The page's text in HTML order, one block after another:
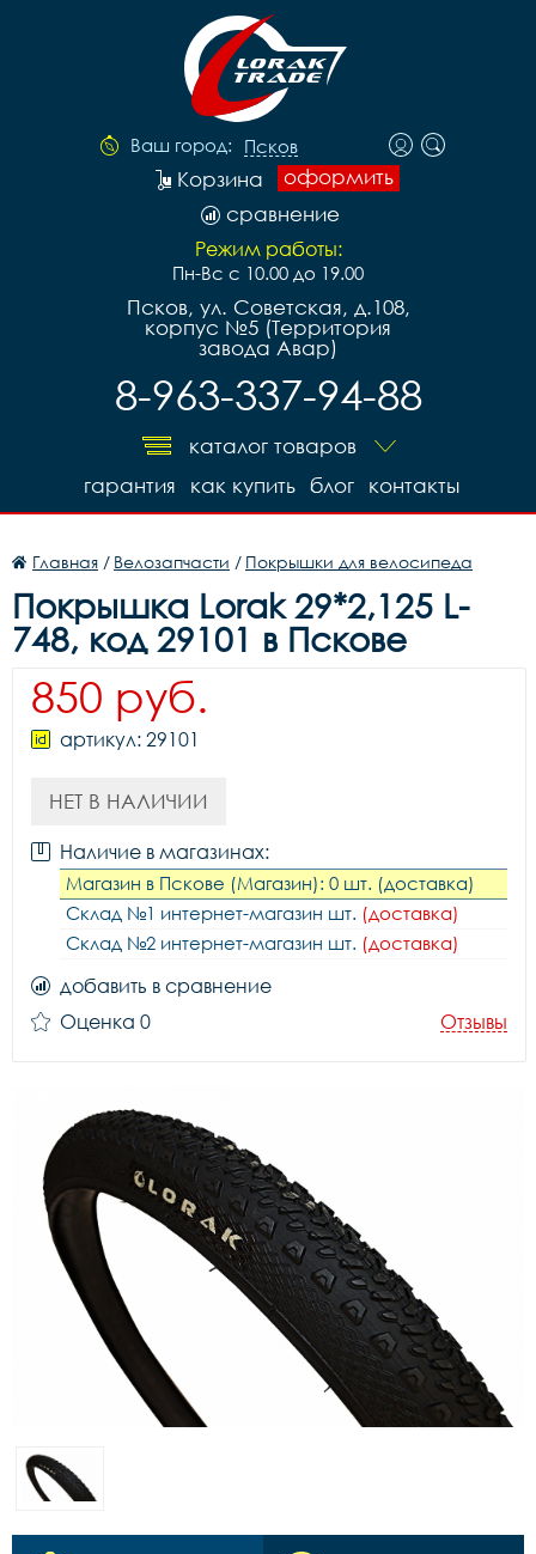
Ваш город: Псков
оформить
Корзина
сравнение
Режим работы:
Пн-Вс с 10.00 до 19.00
Псков, ул. Советская, д.108,
корпус №5 (Территория
завода Авар)
8-963-337-94-88
каталог товаров
контакты
блог
как купить
гарантия
Главная / Велозапчасти / Покрышки для велосипеда
Покрышка Lorak 29*2,125 L-
748, код 29101 в Пскове
850 руб.
артикул: 29101
НЕТ В НАЛИЧИИ
Наличие в магазинах:
Магазин в Пскове (Магазин): 0 шт. (доставка)
Склад №1 интернет-магазин шт. (доставка)
Склад №2 интернет-магазин шт. (доставка)
добавить в сравнение
Оценка 0
Отзывы